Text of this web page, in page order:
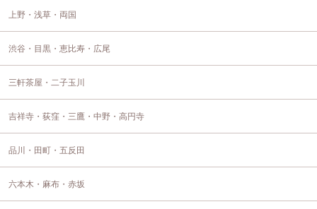
上野・浅草・両国
渋谷・目黒・恵比寿・広尾
三軒茶屋・二子玉川
吉祥寺・荻窪・三鷹・中野・高円寺
品川・田町・五反田
六本木・麻布・赤坂